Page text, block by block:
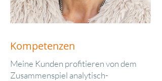
Kompetenzen
Meine Kunden profitieren von dem
Zusammenspiel analytisch-